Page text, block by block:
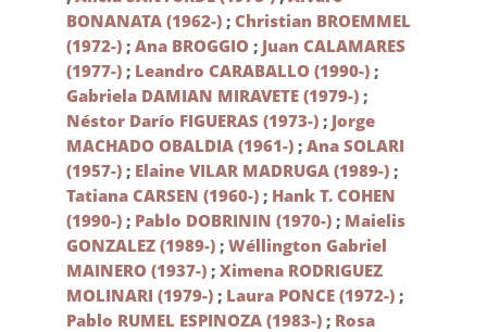
BONANATA (1962-); Christian BROEMMEL
(1972-); Ana BROGGIO ; Juan CALAMARES
(1977-); Leandro CARABALLO (1990-);
Gabriela DAMIAN MIRAVETE (1979-);
Néstor Darío FIGUERAS (1973-); Jorge
MACHADO OBALDIA (1961-); Ana SOLARI
(1957-); Elaine VILAR MADRUGA (1989-);
Tatiana CARSEN (1960-); Hank T. COHEN
(1990-); Pablo DOBRININ (1970-); Maielis
GONZALEZ (1989-); Wéllington Gabriel
MAINERO (1937-); Ximena RODRIGUEZ
MOLINARI (1979-); Laura PONCE (1972-);
Pablo RUMEL ESPINOZA (1983-); Rosa